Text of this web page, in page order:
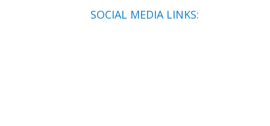
SOCIAL MEDIA LINKS: